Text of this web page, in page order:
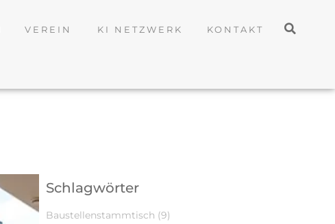
VEREIN KI NETZWERK KONTAKT
Schlagwörter
Baustellenstammtisch (9)